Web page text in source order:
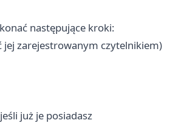
następujące kroki:
zarejestrowanym czytelnikiem)
już je posiadasz